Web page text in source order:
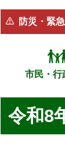
防災・緊
市民・行
令和8